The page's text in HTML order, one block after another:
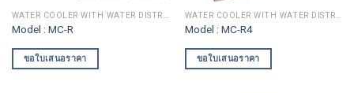
Model : MC-R
ขอใบเสนอราคา
Model : MC-R4
ขอใบเสนอราคา